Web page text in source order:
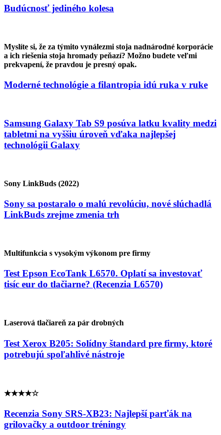
Budúcnosť jediného kolesa
Myslíte si, že za týmito vynálezmi stoja nadnárodné korporácie
a ich riešenia stoja hromady peňazí? Možno budete veľmi
prekvapení, že pravdou je presný opak.
Moderné technológie a filantropia idú ruka v ruke
Samsung Galaxy Tab S9 posúva latku kvality medzi
tabletmi na vyššiu úroveň vďaka najlepšej
technológii Galaxy
Sony LinkBuds (2022)
Sony sa postaralo o malú revolúciu, nové slúchadlá
LinkBuds zrejme zmenia trh
Multifunkcia s vysokým výkonom pre firmy
Test Epson EcoTank L6570. Oplatí sa investovať
tisíc eur do tlačiarne? (Recenzia L6570)
Laserová tlačiareň za pár drobných
Test Xerox B205: Solídny štandard pre firmy, ktoré
potrebujú spoľahlivé nástroje
★★★★☆
Recenzia Sony SRS-XB23: Najlepší parťák na
grilovačky a outdoor tréningy